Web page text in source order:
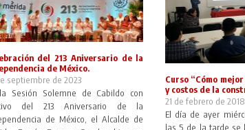
del 213 Aniversario de la
de México.
septiembre de 2023
Sesión Solemne de Cabildo con
del 213 Aniversario de la
de México, el Alcalde de
Curso “Cómo
y costos de la
21 de febrero de 2018
El día de ayer
las 5 de la tarde se